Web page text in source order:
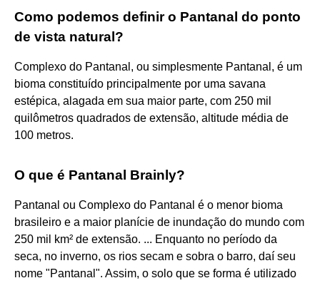
Como podemos definir o Pantanal do ponto
de vista natural?
Complexo do Pantanal, ou simplesmente Pantanal, é um
bioma constituído principalmente por uma savana
estépica, alagada em sua maior parte, com 250 mil
quilômetros quadrados de extensão, altitude média de
100 metros.
O que é Pantanal Brainly?
Pantanal ou Complexo do Pantanal é o menor bioma
brasileiro e a maior planície de inundação do mundo com
250 mil km² de extensão. ... Enquanto no período da
seca, no inverno, os rios secam e sobra o barro, daí seu
nome "Pantanal". Assim, o solo que se forma é utilizado